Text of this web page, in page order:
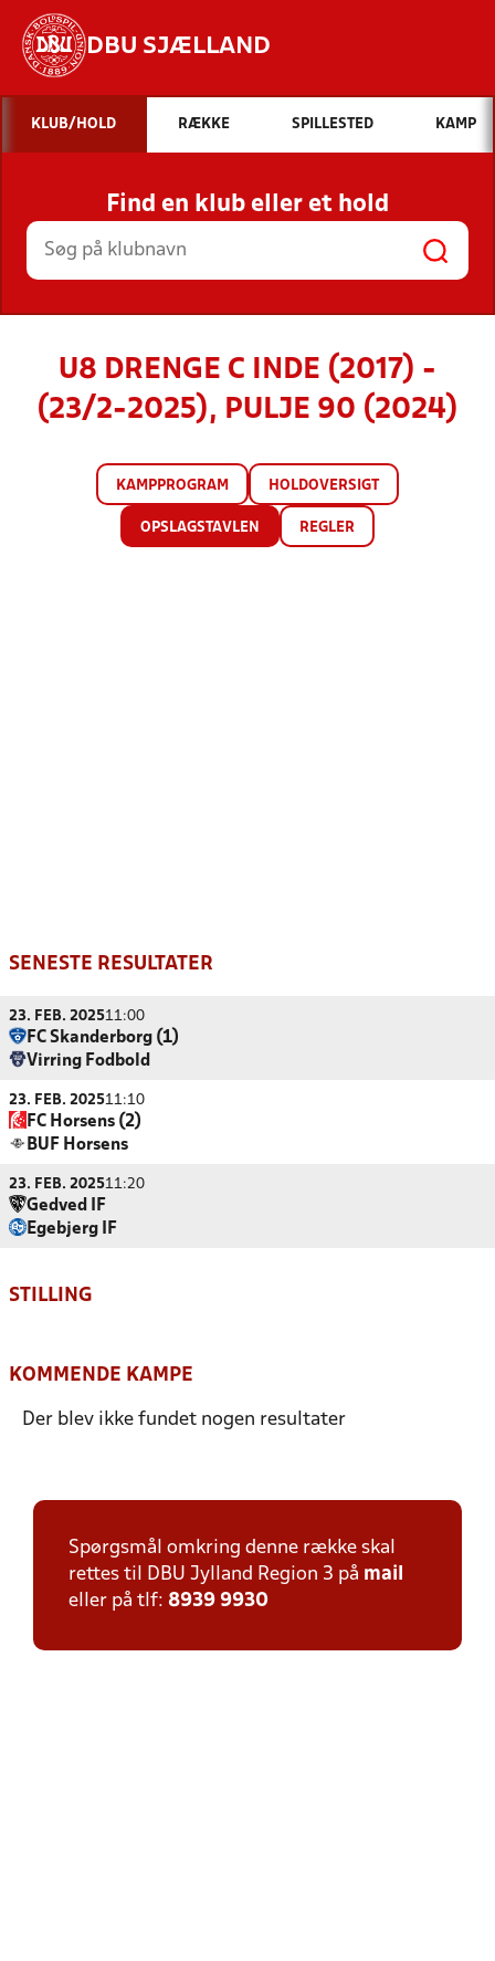
DBU SJÆLLAND
Hvad vil du søge efter?
INDHOLD OG NYHEDER
STILLINGER, RESULTATER, KLUBBER OG
HOLD
KLUB/HOLD RÆKKE SPILLESTED KAMP
Find en klub eller et hold
U8 DRENGE C INDE (2017) -
(23/2-2025), PULJE 90 (2024)
KAMPPROGRAM HOLDOVERSIGT
OPSLAGSTAVLEN REGLER
SENESTE RESULTATER
23. FEB. 202511:00
FC Skanderborg (1)
Virring Fodbold
23. FEB. 202511:10
FC Horsens (2)
BUF Horsens
23. FEB. 202511:20
Gedved IF
Egebjerg IF
STILLING
KOMMENDE KAMPE
Der blev ikke fundet nogen resultater
Spørgsmål omkring denne række skal
rettes til DBU Jylland Region 3 på mail
eller på tlf: 8939 9930